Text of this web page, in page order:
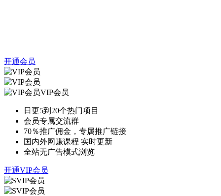
开通会员
VIP会员
日更5到20个热门项目
会员专属交流群
70％推广佣金，专属推广链接
国内外网赚课程 实时更新
全站无广告模式浏览
开通VIP会员